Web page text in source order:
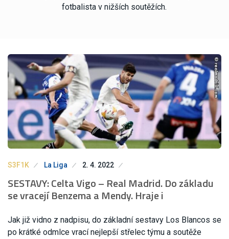
fotbalista v nižších soutěžích.
S3F1K La Liga 2. 4. 2022
SESTAVY: Celta Vigo – Real Madrid. Do základu
se vracejí Benzema a Mendy. Hraje i
Jak již vidno z nadpisu, do základní sestavy Los Blancos se
po krátké odmlce vrací nejlepší střelec týmu a soutěže